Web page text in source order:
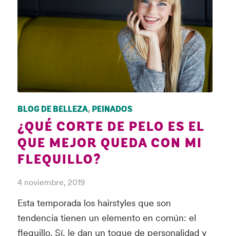
BLOG DE BELLEZA, PEINADOS
¿QUÉ CORTE DE PELO ES EL
QUE MEJOR QUEDA CON MI
FLEQUILLO?
Esta temporada los hairstyles que son
tendencia tienen un elemento en común: el
flequillo. Sí, le dan un toque de personalidad y
4 noviembre, 2019